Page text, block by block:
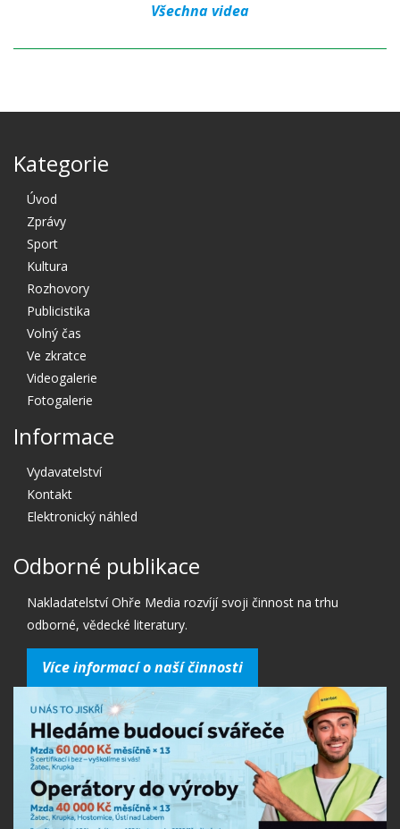
Všechna videa
Kategorie
Úvod
Zprávy
Sport
Kultura
Rozhovory
Publicistika
Volný čas
Ve zkratce
Videogalerie
Fotogalerie
Informace
Vydavatelství
Kontakt
Elektronický náhled
Odborné publikace
Nakladatelství Ohře Media rozvíjí svoji činnost na trhu
odborné, vědecké literatury.
Více informací o naší činnosti